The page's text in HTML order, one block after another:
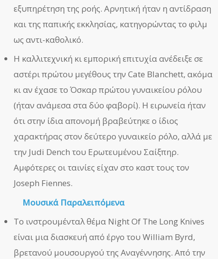
εξυπηρέτηση της ροής. Αρνητική ήταν η αντίδραση
και της παπικής εκκλησίας, κατηγορώντας το φιλμ
ως αντι-καθολικό.
Η καλλιτεχνική κι εμπορική επιτυχία ανέδειξε σε
αστέρι πρώτου μεγέθους την Cate Blanchett, ακόμα
κι αν έχασε το Όσκαρ πρώτου γυναικείου ρόλου
(ήταν ανάμεσα στα δύο φαβορί). Η ειρωνεία ήταν
ότι στην ίδια απονομή βραβεύτηκε ο ίδιος
χαρακτήρας στον δεύτερο γυναικείο ρόλο, αλλά με
την Judi Dench του Ερωτευμένου Σαίξπηρ.
Αμφότερες οι ταινίες είχαν στο καστ τους τον
Joseph Fiennes.
Μουσικά Παραλειπόμενα
Το ινστρουμένταλ θέμα Night Of The Long Knives
είναι μια διασκευή από έργο του William Byrd,
βρετανού μουσουργού της Αναγέννησης. Από την